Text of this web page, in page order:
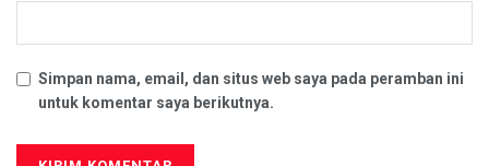
Simpan nama, email, dan situs web saya pada peramban ini
untuk komentar saya berikutnya.